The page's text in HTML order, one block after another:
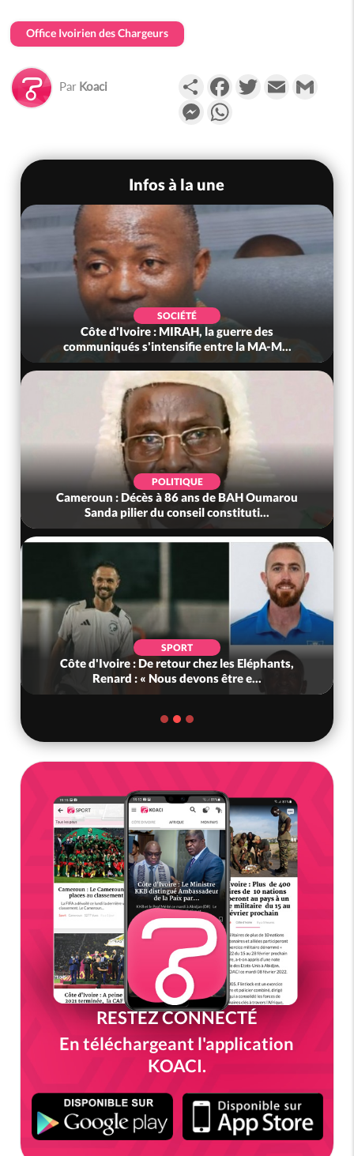
Office Ivoirien des Chargeurs
Par Koaci PartagerFacebookTwitterEmail
Messenger
Infos à la une
SOCIÉTÉ
Côte d'Ivoire : MIRAH, la guerre des
communiqués s'intensifie entre la MA-M...
POLITIQUE
Cameroun : Décès à 86 ans de BAH Oumarou
Sanda pilier du conseil constituti...
SPORT
Côte d'Ivoire : De retour chez les Eléphants,
Renard : « Nous devons être e...
RESTEZ CONNECTÉ
En téléchargeant l'application
KOACI.